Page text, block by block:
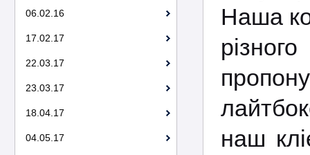
06.02.16
17.02.17
22.03.17
23.03.17
18.04.17
04.05.17
Наша
наш